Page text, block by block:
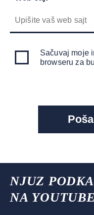
Sačuvaj moje
browseru za
NJUZ
NA